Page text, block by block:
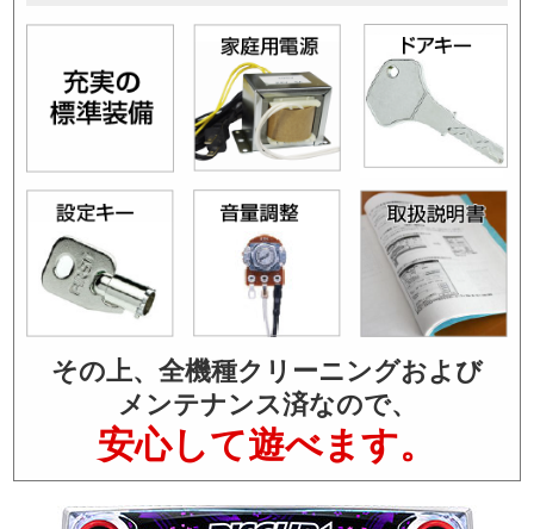
その上、全機種クリーニングおよび
メンテナンス済なので、
安心して遊べます。